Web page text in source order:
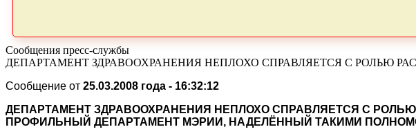
Сообщения пресс-службы
ДЕПАРТАМЕНТ ЗДРАВООХРАНЕНИЯ НЕПЛОХО СПРАВЛЯЕТСЯ С РОЛЬЮ
Сообщение от 25.03.2008 года - 16:32:12
ДЕПАРТАМЕНТ ЗДРАВООХРАНЕНИЯ НЕПЛОХО СПРАВЛЯЕТСЯ С
ПРОФИЛЬНЫЙ ДЕПАРТАМЕНТ МЭРИИ, НАДЕЛЁННЫЙ ТАКИМИ